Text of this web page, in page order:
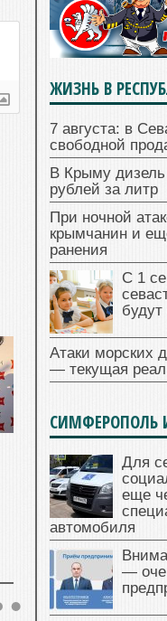
ЖИЗНЬ В
7 августа: в
свободной
В Крыму
рублей за литр
При ночной
крымчанин и
ранения
С 1
Атаки морских
— текущая
СИМФЕРОПОЛЬ
Для
еще
автомобиля
—